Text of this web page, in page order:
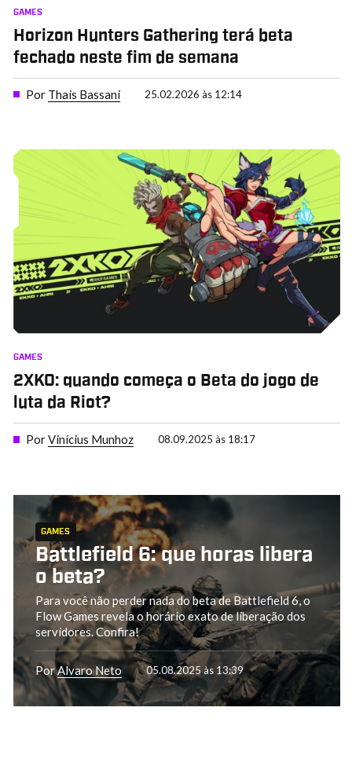
GAMES
Horizon Hunters Gathering terá beta
fechado neste fim de semana
Por Thais Bassani 25.02.2026 às 12:14
GAMES
2XKO: quando começa o Beta do jogo de
luta da Riot?
PorVinícius Munhoz 08.09.2025 às 18:17
GAMES
Battlefield 6: que horas libera
o beta?
Para você não perder nada do beta de Battlefield 6, o
Flow Games revela o horário exato de liberação dos
servidores. Confira!
PorAlvaro Neto 05.08.2025 às 13:39